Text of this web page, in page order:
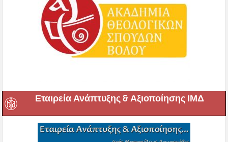
Εταιρεία Ανάπτυξης & Αξιοποίησης ΙΜΔ